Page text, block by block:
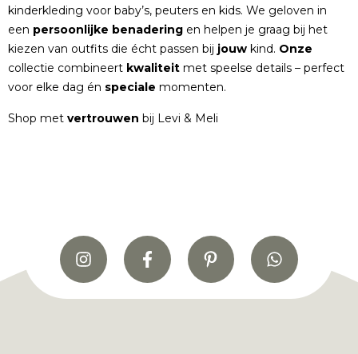
kinderkleding voor baby’s, peuters en kids. We geloven in
een persoonlijke benadering en helpen je graag bij het
kiezen van outfits die écht passen bij jouw kind. Onze
collectie combineert kwaliteit met speelse details – perfect
voor elke dag én speciale momenten.
Shop met vertrouwen bij Levi & Meli